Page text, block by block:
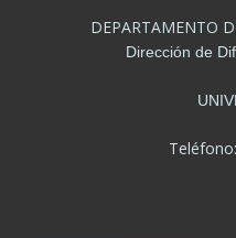
DEPARTAMENTO
Dirección de